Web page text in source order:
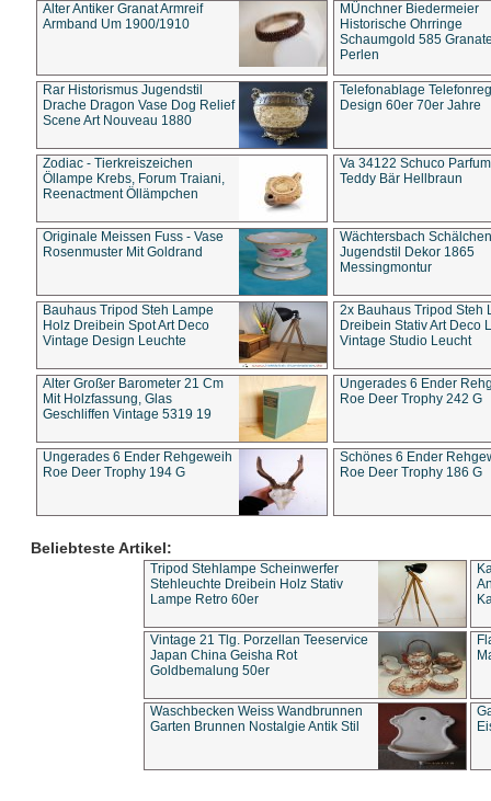
Alter Antiker Granat Armreif
Armband Um 1900/1910
MÜnchner Biedermeier
Historische Ohrringe
Schaumgold 585
Perlen
Rar Historismus Jugendstil
Drache Dragon Vase Dog Relief
Scene Art Nouveau 1880
Telefonablage
Design 60er 70er Jahre
Zodiac - Tierkreiszeichen
Öllampe Krebs, Forum Traiani,
Reenactment Öllämpchen
Va 34122 Schuco
Teddy Bär Hellbraun
Originale Meissen Fuss - Vase
Rosenmuster Mit Goldrand
Wächtersbach Schälchen
Jugendstil Dekor 1865
Messingmontur
Bauhaus Tripod Steh Lampe
Holz Dreibein Spot Art Deco
Vintage Design Leuchte
2x Bauhaus Tripod Steh
Dreibein Stativ Art Deco
Vintage Studio Leucht
Alter Großer Barometer 21 Cm
Mit Holzfassung, Glas
Geschliffen Vintage 5319 19
Ungerades 6 Ender
Roe Deer Trophy 242 G
Ungerades 6 Ender Rehgeweih
Roe Deer Trophy 194 G
Schönes 6 Ender
Roe Deer Trophy 186 G
Beliebteste Artikel:
Tripod Stehlampe Scheinwerfer
Stehleuchte Dreibein Holz Stativ
Lampe Retro 60er
Vintage 21 Tlg. Porzellan Teeservice
Japan China Geisha Rot
Goldbemalung 50er
Waschbecken Weiss Wandbrunnen
Garten Brunnen Nostalgie Antik Stil